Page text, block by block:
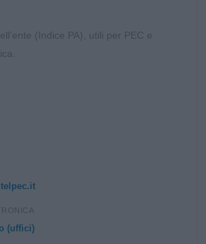
(Indice PA), utili per PEC e
(uffici)